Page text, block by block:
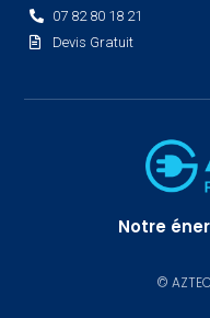
07 82 80 18 21
Devis Gratuit
Notre
©